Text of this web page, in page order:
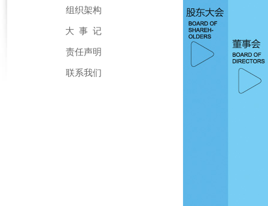
组织架构
大 事 记
责任声明
联系我们